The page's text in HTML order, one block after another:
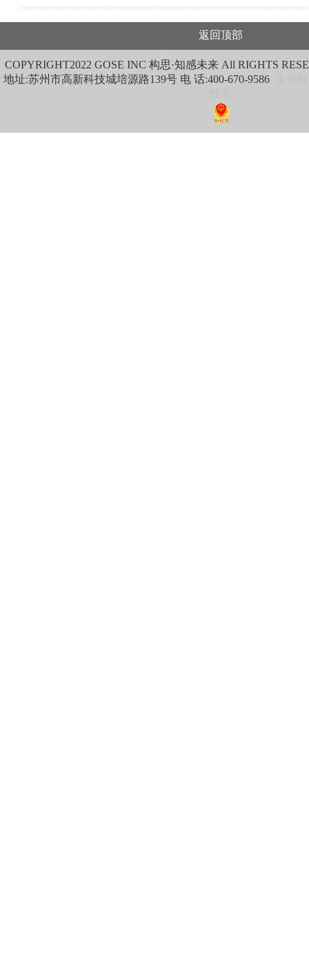
返回顶部
COPYRIGHT2022 GOSE INC 构思·知感未来 All RIGHTS
地址:苏州市高新科技城培源路139号 电 话:400-670-9586